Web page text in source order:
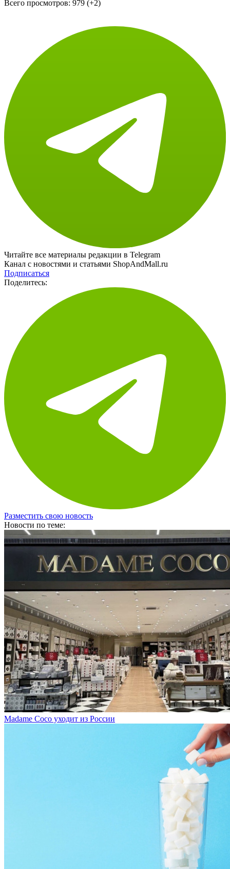
Читайте все материалы редакции в Telegram
Канал с новостями и статьями ShopAndMall.ru
Подписаться
Поделитесь:
Разместить свою новость
Новости по теме:
Madame Coco уходит из России